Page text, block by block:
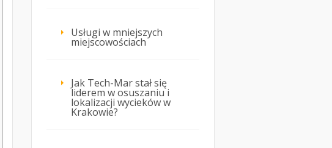
Usługi w mniejszych
miejscowościach
Jak Tech-Mar stał się
liderem w osuszaniu i
lokalizacji wycieków w
Krakowie?